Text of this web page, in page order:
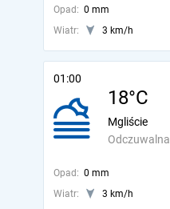
Opad: 0 mm
Wiatr:
3 km/h
01:00
18°C
Odczuwalna
Mgliście
Opad: 0 mm
Wiatr:
3 km/h